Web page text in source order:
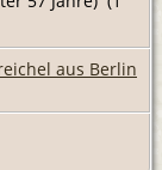
aus Berlin